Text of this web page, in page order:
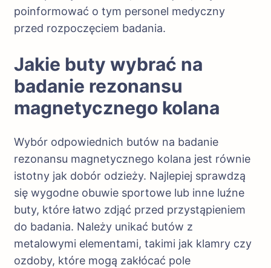
poinformować o tym personel medyczny
przed rozpoczęciem badania.
Jakie buty wybrać na
badanie rezonansu
magnetycznego kolana
Wybór odpowiednich butów na badanie
rezonansu magnetycznego kolana jest równie
istotny jak dobór odzieży. Najlepiej sprawdzą
się wygodne obuwie sportowe lub inne luźne
buty, które łatwo zdjąć przed przystąpieniem
do badania. Należy unikać butów z
metalowymi elementami, takimi jak klamry czy
ozdoby, które mogą zakłócać pole